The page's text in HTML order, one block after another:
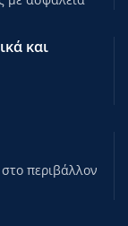
και
περιβάλλον